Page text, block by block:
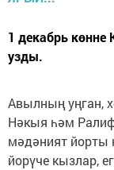
1 декабрь
узды.
Авылның уңган,
Нәкыя һәм
мәдәният йорты
йорүче кызлар,